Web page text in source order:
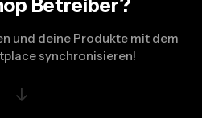
Betreiber?
und deine Produkte mit dem
synchronisieren!
↓